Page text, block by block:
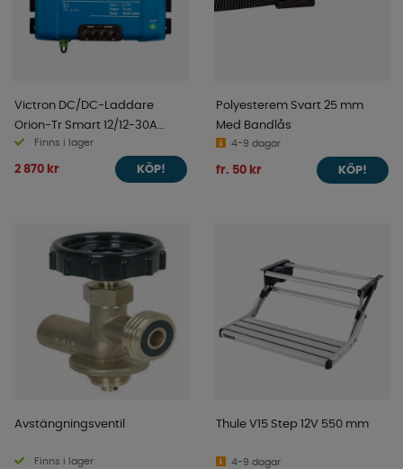
Victron DC/DC-Laddare
Orion-Tr Smart 12/12-30A
(360W) Isolerad
Finns i lager
2 870 kr KÖP!
Polyesterem Svart 25 mm
Med Bandlås
4-9 dagar
fr. 50 kr KÖP!
Avstängningsventil
Finns i lager
Thule V15 Step 12V 550 mm
4-9 dagar